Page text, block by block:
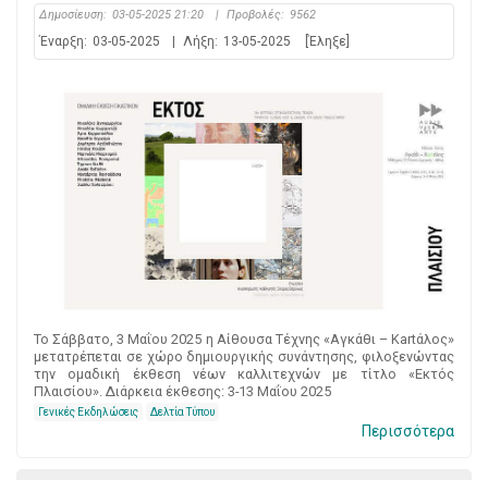
Δημοσίευση: 03-05-2025 21:20 | Προβολές: 9562
Έναρξη: 03-05-2025 Λήξη: 13-05-2025 [Έληξε]
Το Σάββατο, 3 Μαΐου 2025 η Αίθουσα Τέχνης «Αγκάθι – Kartάλος»
μετατρέπεται σε χώρο δημιουργικής συνάντησης, φιλοξενώντας
την ομαδική έκθεση νέων καλλιτεχνών με τίτλο «Εκτός
Πλαισίου». Διάρκεια έκθεσης: 3-13 Μαΐου 2025
Γενικές Εκδηλώσεις Δελτία Τύπου
Περισσότερα